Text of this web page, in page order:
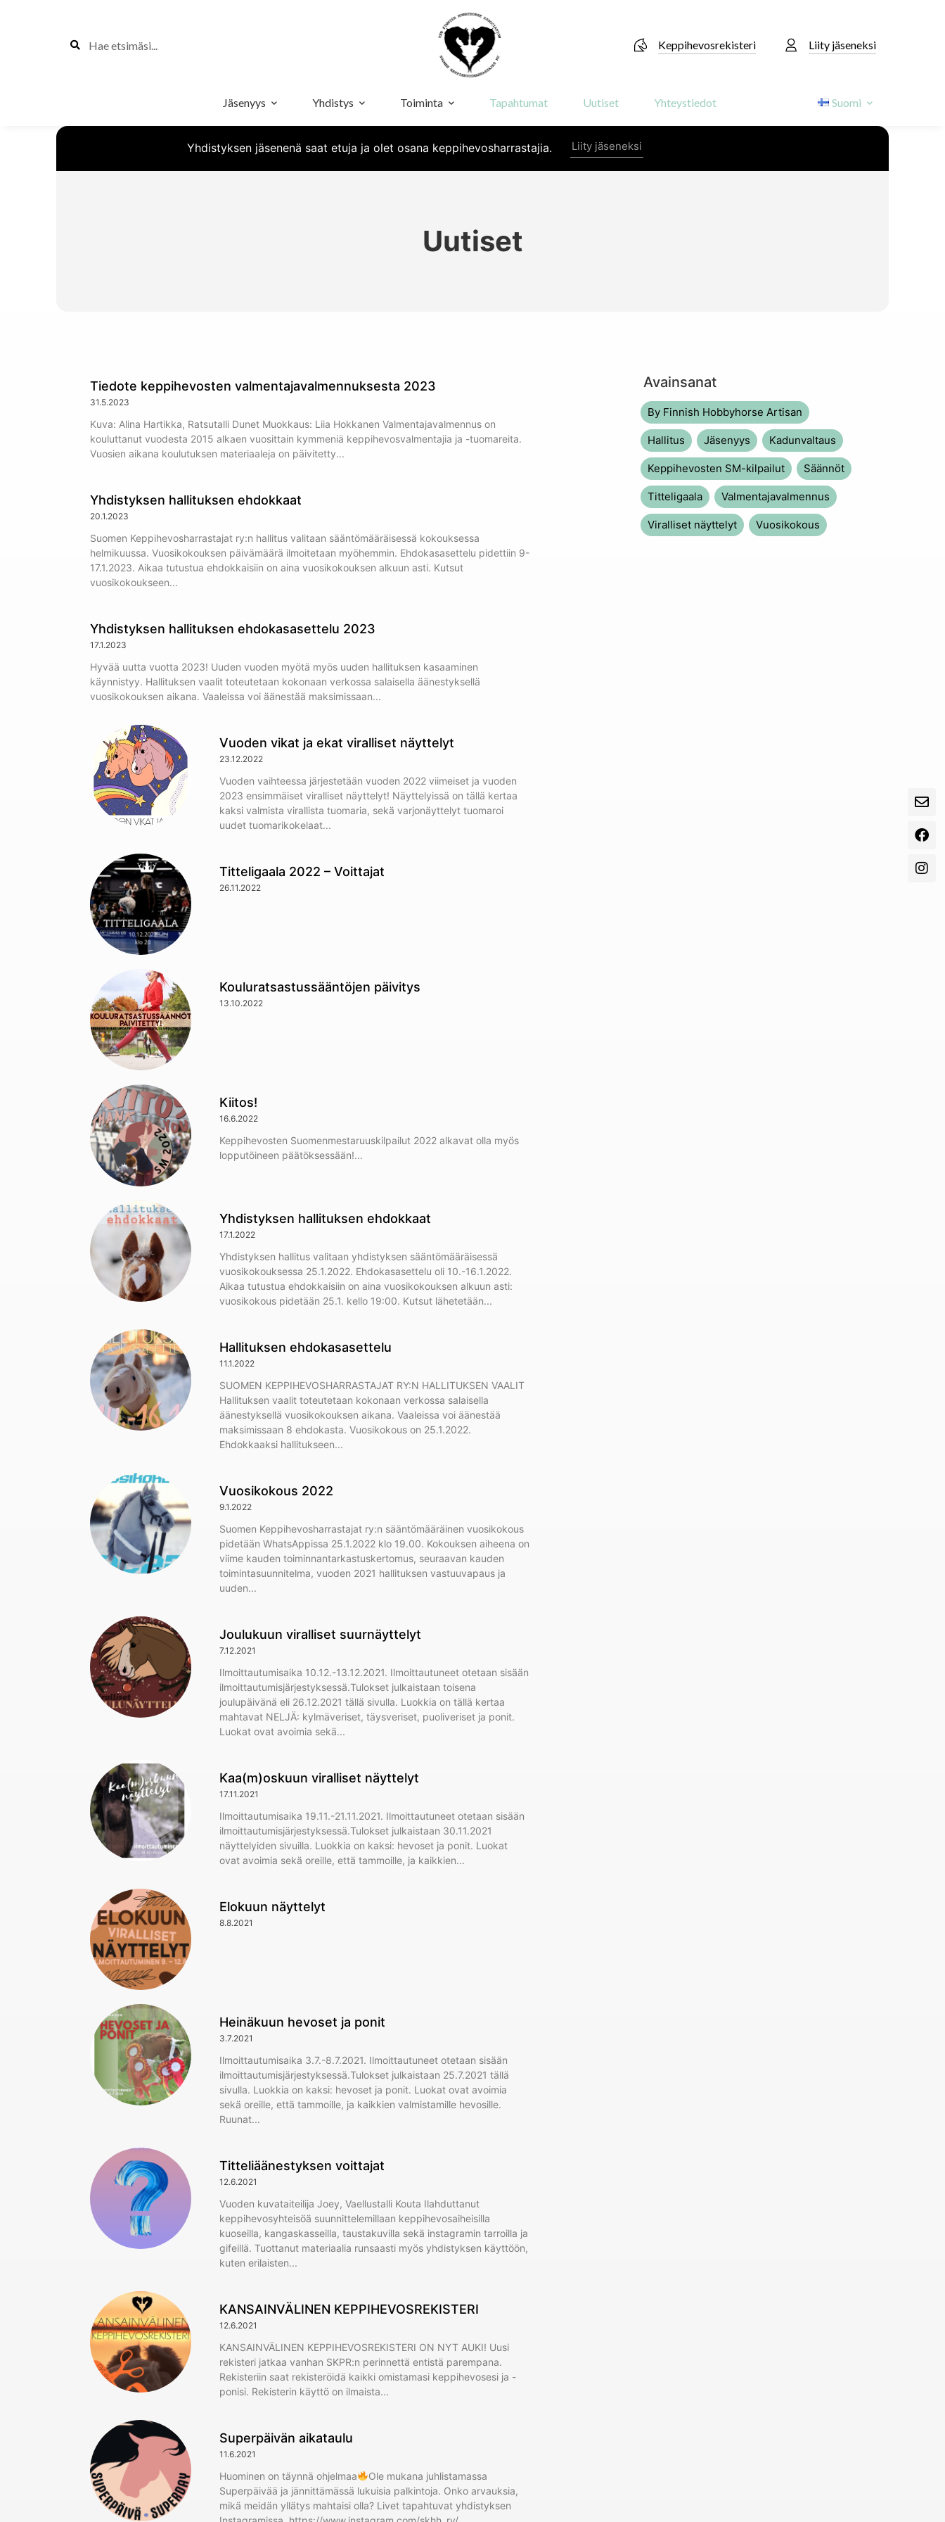
Keppihevosrekisteri Liity jäseneksi
Jäsenyys Yhdistys Toiminta Tapahtumat Uutiset Yhteystiedot Suomi
Yhdistyksen jäsenenä saat etuja ja olet osana keppihevosharrastajia. Liity jäseneksi
Uutiset
Tiedote keppihevosten valmentajavalmennuksesta 2023
31.5.2023
Kuva: Alina Hartikka, Ratsutalli Dunet Muokkaus: Liia Hokkanen Valmentajavalmennus on
kouluttanut vuodesta 2015 alkaen vuosittain kymmeniä keppihevosvalmentajia ja -tuomareita.
Vuosien aikana koulutuksen materiaaleja on päivitetty
Yhdistyksen hallituksen ehdokkaat
20.1.2023
Suomen Keppihevosharrastajat ry:n hallitus valitaan sääntömääräisessä kokouksessa
helmikuussa. Vuosikokouksen päivämäärä ilmoitetaan myöhemmin. Ehdokasasettelu pidettiin 9-
17.1.2023. Aikaa tutustua ehdokkaisiin on aina vuosikokouksen alkuun asti. Kutsut
vuosikokoukseen
Yhdistyksen hallituksen ehdokasasettelu 2023
17.1.2023
Hyvää uutta vuotta 2023! Uuden vuoden myötä myös uuden hallituksen kasaaminen
käynnistyy. Hallituksen vaalit toteutetaan kokonaan verkossa salaisella äänestyksellä
vuosikokouksen aikana. Vaaleissa voi äänestää maksimissaan
Vuoden vikat ja ekat viralliset näyttelyt
23.12.2022
Vuoden vaihteessa järjestetään vuoden 2022 viimeiset ja vuoden
2023 ensimmäiset viralliset näyttelyt! Näyttelyissä on tällä kertaa
kaksi valmista virallista tuomaria, sekä varjonäyttelyt tuomaroi
uudet tuomarikokelaat
Titteligaala 2022 – Voittajat
26.11.2022
Kouluratsastussääntöjen päivitys
13.10.2022
Kiitos!
16.6.2022
Keppihevosten Suomenmestaruuskilpailut 2022 alkavat olla myös
lopputöineen päätöksessään!
Yhdistyksen hallituksen ehdokkaat
17.1.2022
Yhdistyksen hallitus valitaan yhdistyksen sääntömääräisessä
vuosikokouksessa 25.1.2022. Ehdokasasettelu oli 10.-16.1.2022.
Aikaa tutustua ehdokkaisiin on aina vuosikokouksen alkuun asti:
vuosikokous pidetään 25.1. kello 19:00. Kutsut lähetetään
Hallituksen ehdokasasettelu
11.1.2022
SUOMEN KEPPIHEVOSHARRASTAJAT RY:N HALLITUKSEN VAALIT
Hallituksen vaalit toteutetaan kokonaan verkossa salaisella
äänestyksellä vuosikokouksen aikana. Vaaleissa voi äänestää
maksimissaan 8 ehdokasta. Vuosikokous on 25.1.2022.
Ehdokkaaksi hallitukseen
Vuosikokous 2022
9.1.2022
Suomen Keppihevosharrastajat ry:n sääntömääräinen vuosikokous
pidetään WhatsAppissa 25.1.2022 klo 19.00. Kokouksen aiheena on
viime kauden toiminnantarkastuskertomus, seuraavan kauden
toimintasuunnitelma, vuoden 2021 hallituksen vastuuvapaus ja
uuden
Joulukuun viralliset suurnäyttelyt
7.12.2021
Ilmoittautumisaika 10.12.-13.12.2021. Ilmoittautuneet otetaan sisään
ilmoittautumisjärjestyksessä.Tulokset julkaistaan toisena
joulupäivänä eli 26.12.2021 tällä sivulla. Luokkia on tällä kertaa
mahtavat NELJÄ: kylmäveriset, täysveriset, puoliveriset ja ponit.
Luokat ovat avoimia sekä
Kaa(m)oskuun viralliset näyttelyt
17.11.2021
Ilmoittautumisaika 19.11.-21.11.2021. Ilmoittautuneet otetaan sisään
ilmoittautumisjärjestyksessä.Tulokset julkaistaan 30.11.2021
näyttelyiden sivuilla. Luokkia on kaksi: hevoset ja ponit. Luokat
ovat avoimia sekä oreille, että tammoille, ja kaikkien
Elokuun näyttelyt
8.8.2021
Heinäkuun hevoset ja ponit
3.7.2021
Ilmoittautumisaika 3.7.-8.7.2021. Ilmoittautuneet otetaan sisään
ilmoittautumisjärjestyksessä.Tulokset julkaistaan 25.7.2021 tällä
sivulla. Luokkia on kaksi: hevoset ja ponit. Luokat ovat avoimia
sekä oreille, että tammoille, ja kaikkien valmistamille hevosille.
Ruunat
Titteliäänestyksen voittajat
12.6.2021
Vuoden kuvataiteilija Joey, Vaellustalli Kouta Ilahduttanut
keppihevosyhteisöä suunnittelemillaan keppihevosaiheisilla
kuoseilla, kangaskasseilla, taustakuvilla sekä instagramin tarroilla ja
gifeillä. Tuottanut materiaalia runsaasti myös yhdistyksen käyttöön,
kuten erilaisten
KANSAINVÄLINEN KEPPIHEVOSREKISTERI
12.6.2021
KANSAINVÄLINEN KEPPIHEVOSREKISTERI ON NYT AUKI! Uusi
rekisteri jatkaa vanhan SKPR:n perinnettä entistä parempana.
Rekisteriin saat rekisteröidä kaikki omistamasi keppihevosesi ja -
ponisi. Rekisterin käyttö on ilmaista
Superpäivän aikataulu
11.6.2021
Huominen on täynnä ohjelmaa
Ole mukana juhlistamassa
Superpäivää ja jännittämässä lukuisia palkintoja. Onko arvauksia,
mikä meidän yllätys mahtaisi olla? Livet tapahtuvat yhdistyksen
Avainsanat
By Finnish Hobbyhorse Artisan
Hallitus Jäsenyys Kadunvaltaus
Keppihevosten SM-kilpailut Säännöt
Titteligaala Valmentajavalmennus
Viralliset näyttelyt Vuosikokous